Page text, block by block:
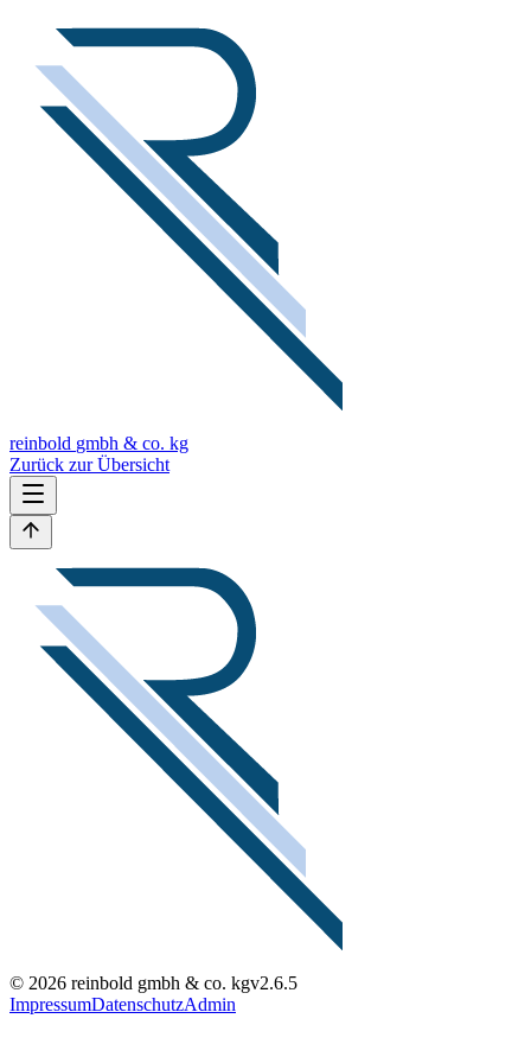
reinbold gmbh & co. kg
Zurück zur Übersicht
© 2026 reinbold gmbh & co. kgv2.6.5
ImpressumDatenschutzAdmin